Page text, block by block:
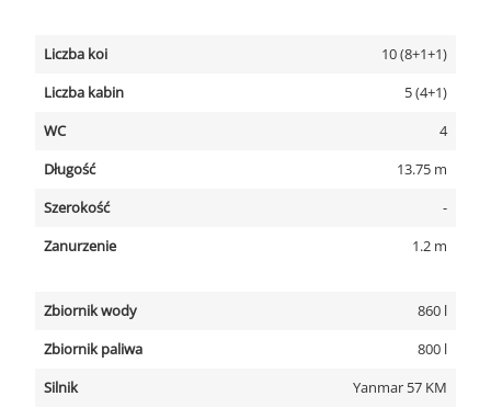
Liczba koi
10 (8+1+1)
Liczba kabin
5 (4+1)
WC
4
Długość
13.75 m
Szerokość
-
Zanurzenie
1.2 m
Zbiornik wody
860 l
Zbiornik paliwa
800 l
Silnik
Yanmar 57 KM